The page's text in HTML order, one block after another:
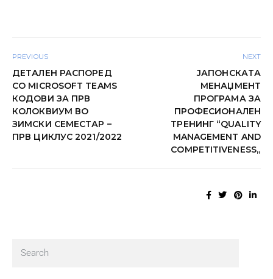
PREVIOUS
ДЕТАЛЕН РАСПОРЕД
СО MICROSOFT TEAMS
КОДОВИ ЗА ПРВ
КОЛОКВИУМ ВО
ЗИМСКИ СЕМЕСТАР –
ПРВ ЦИКЛУС 2021/2022
NEXT
ЈАПОНСКАТА
МЕНАЏМЕНТ
ПРОГРАМА ЗА
ПРОФЕСИОНАЛЕН
ТРЕНИНГ “QUALITY
MANAGEMENT AND
COMPETITIVENESS„